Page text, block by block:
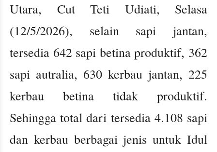
Utara, Cut Teti Udiati, Selasa
(12/5/2026), selain sapi jantan,
tersedia 642 sapi betina produktif, 362
sapi autralia, 630 kerbau jantan, 225
kerbau betina tidak produktif.
Sehingga total dari tersedia 4.108 sapi
dan kerbau berbagai jenis untuk Idul